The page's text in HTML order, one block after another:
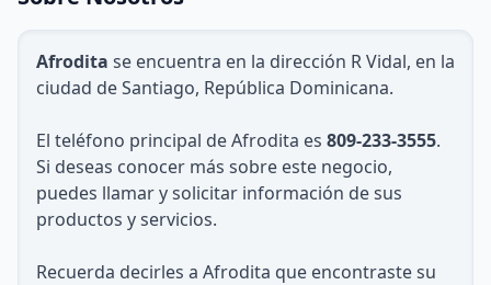
Afrodita se encuentra en la dirección R Vidal, en la
ciudad de Santiago, República Dominicana.
El teléfono principal de Afrodita es 809-233-3555.
Si deseas conocer más sobre este negocio,
puedes llamar y solicitar información de sus
productos y servicios.
Recuerda decirles a Afrodita que encontraste su